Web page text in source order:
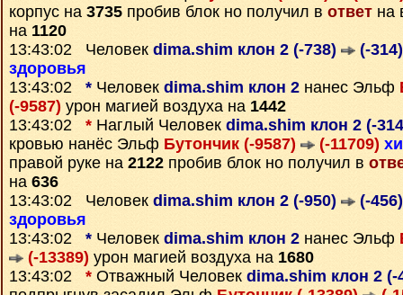
корпус на 3735 пробив блок но получил в ответ на
на 1120
13:43:02 Человек dima.shim клон 2 (-738)
(-314)
здоровья
13:43:02 * Человек dima.shim клон 2 нанес Эльф
(-9587) урон магией воздуха на 1442
13:43:02 * Наглый Человек dima.shim клон 2 (-
кровью нанёс Эльф Бутончик (-9587) (-11709)
правой руке на 2122 пробив блок но получил в
на 636
13:43:02 Человек dima.shim клон 2 (-950)
(-456)
здоровья
13:43:02 * Человек dima.shim клон 2 нанес Эльф
(-13389) урон магией воздуха на 1680
13:43:02 * Отважный Человек dima.shim клон 2